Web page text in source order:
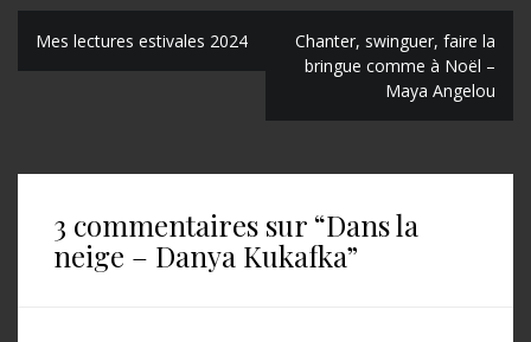
N
i
Mes lectures estivales 2024
Chanter, swinguer, faire la
bringue comme à Noël –
Maya Angelou
3 commentaires sur “Dans la
neige – Danya Kukafka”